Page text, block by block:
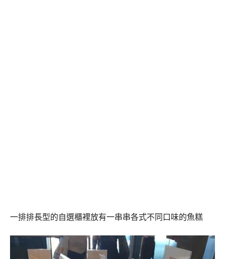
一排排長型的自選櫃裡放有一串串各式不同口味的魚糕